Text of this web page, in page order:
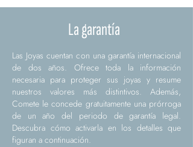
La garantía
Las Joyas cuentan con una garantía internacional
de dos años. Ofrece toda la información
necesaria para proteger sus joyas y resume
nuestros valores más distintivos. Además,
Comete le concede gratuitamente una prórroga
de un año del periodo de garantía legal.
Descubra cómo activarla en los detalles que
figuran a continuación.